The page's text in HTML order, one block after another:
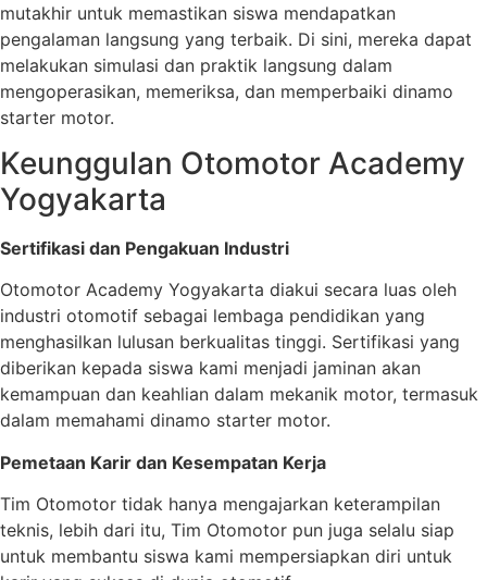
mutakhir untuk memastikan siswa mendapatkan
pengalaman langsung yang terbaik. Di sini, mereka dapat
melakukan simulasi dan praktik langsung dalam
mengoperasikan, memeriksa, dan memperbaiki dinamo
starter motor.
Keunggulan Otomotor Academy
Yogyakarta
Sertifikasi dan Pengakuan Industri
Otomotor Academy Yogyakarta diakui secara luas oleh
industri otomotif sebagai lembaga pendidikan yang
menghasilkan lulusan berkualitas tinggi. Sertifikasi yang
diberikan kepada siswa kami menjadi jaminan akan
kemampuan dan keahlian dalam mekanik motor, termasuk
dalam memahami dinamo starter motor.
Pemetaan Karir dan Kesempatan Kerja
Tim Otomotor tidak hanya mengajarkan keterampilan
teknis, lebih dari itu, Tim Otomotor pun juga selalu siap
untuk membantu siswa kami mempersiapkan diri untuk